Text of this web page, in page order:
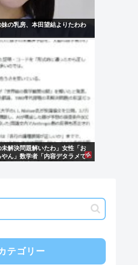
妹の乳房、本田望結よりたわわ
解決問題解いたわ」女性「お
ん」数学者「内容デタラメで
テゴリー